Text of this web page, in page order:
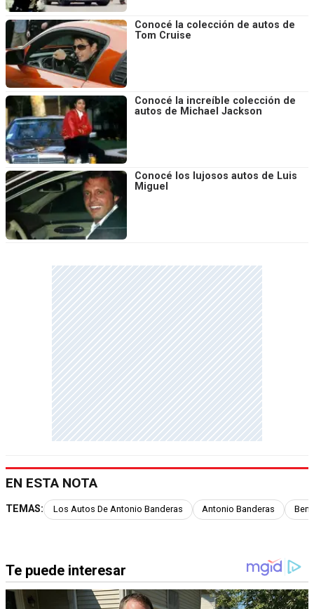
Conocé la colección de autos de
Tom Cruise
Conocé la increíble colección de
autos de Michael Jackson
Conocé los lujosos autos de Luis
Miguel
EN ESTA NOTA
TEMAS: Los Autos De Antonio Banderas Antonio Banderas